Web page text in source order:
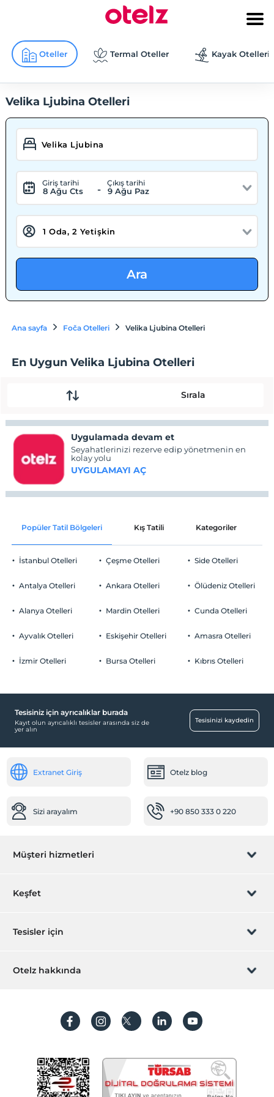
Oteller Termal Oteller Kayak Otelleri
Velika Ljubina Otelleri
Giriş tarihi
8 Ağu Cts -
Çıkış tarihi
9 Ağu Paz
Ara
Ana sayfa Foča Otelleri Velika Ljubina Otelleri
En Uygun Velika Ljubina Otelleri
Sırala
Uygulamada devam et
Seyahatlerinizi rezerve edip yönetmenin en
kolay yolu
UYGULAMAYI AÇ
Popüler Tatil Bölgeleri Kış Tatili Kategoriler
İstanbul Otelleri
Antalya Otelleri
Alanya Otelleri
Ayvalık Otelleri
İzmir Otelleri
Çeşme Otelleri
Ankara Otelleri
Mardin Otelleri
Eskişehir Otelleri
Bursa Otelleri
Side Otelleri
Ölüdeniz Otelleri
Cunda Otelleri
Amasra Otelleri
Kıbrıs Otelleri
Tesisiniz için ayrıcalıklar burada
Kayıt olun ayrıcalıklı tesisler arasında siz de
yer alın
Tesisinizi kaydedin
Extranet Giriş Otelz blog
Sizi arayalım +90 850 333 0 220
Müşteri hizmetleri
Rezervasyon yönet
Sıkça sorulan sorular
İşlem rehberi
Keşfet
Hediye Kart
Hesap oluştur
Tesisler için
Hemen tesisinizi ekleyin
Otelz hakkında
Koşullar ve şartlar